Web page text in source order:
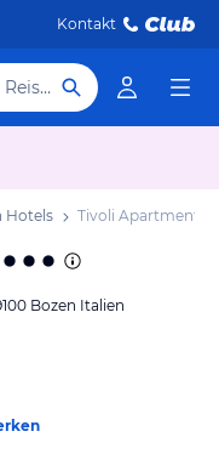
Kontakt
Hotel, Reiseziel
Hotels Tivoli Apartments
Bozen Italien